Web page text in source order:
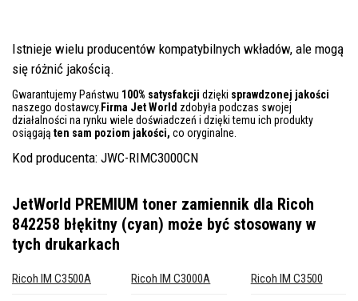
Istnieje wielu producentów kompatybilnych wkładów, ale mogą
się różnić jakością.
Gwarantujemy Państwu 100% satysfakcji dzięki sprawdzonej jakości
naszego dostawcy. Firma Jet World zdobyła podczas swojej
działalności na rynku wiele doświadczeń i dzięki temu ich produkty
osiągają ten sam poziom jakości, co oryginalne.
Kod producenta: JWC-RIMC3000CN
JetWorld PREMIUM toner zamiennik dla Ricoh
842258 błękitny (cyan) może być stosowany w
tych drukarkach
Ricoh IM C3500A Ricoh IM C3000A Ricoh IM C3500